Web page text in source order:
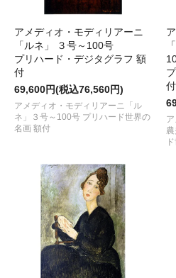
アメディオ・モディリアーニ
「ルネ」 ３号～100号
プリハード・デジタグラフ 額
付
69,600円(税込76,560円)
アメディオ・モディリアーニ「ル
ネ」３号～100号 プリハード世界の
名画 額付
付